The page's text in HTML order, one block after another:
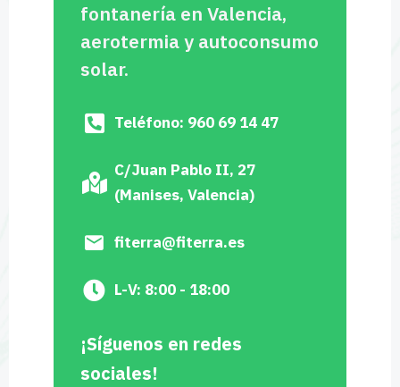
fontanería en Valencia,
aerotermia y autoconsumo
solar.
Teléfono: 960 69 14 47
C/Juan Pablo II, 27
(Manises, Valencia)
fiterra@fiterra.es
L-V: 8:00 - 18:00
¡Síguenos en redes
sociales!